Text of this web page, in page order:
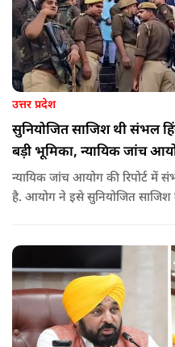
उत्तर प्रदेश
सुनियोजित साजिश थी संभल
बड़ी भूमिका, न्यायिक जांच
न्यायिक जांच आयोग की रिपोर्ट में
है. आयोग ने इसे सुनियोजित साजिश